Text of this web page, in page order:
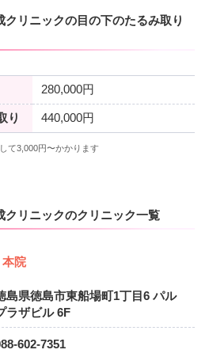
リニックの目の下のたるみ取り
280,000円
り 440,000円
て3,000円〜かかります
クリニックのクリニック一覧
本院
島県徳島市東船場町1丁目6 パル
ラザビル 6F
602-7351